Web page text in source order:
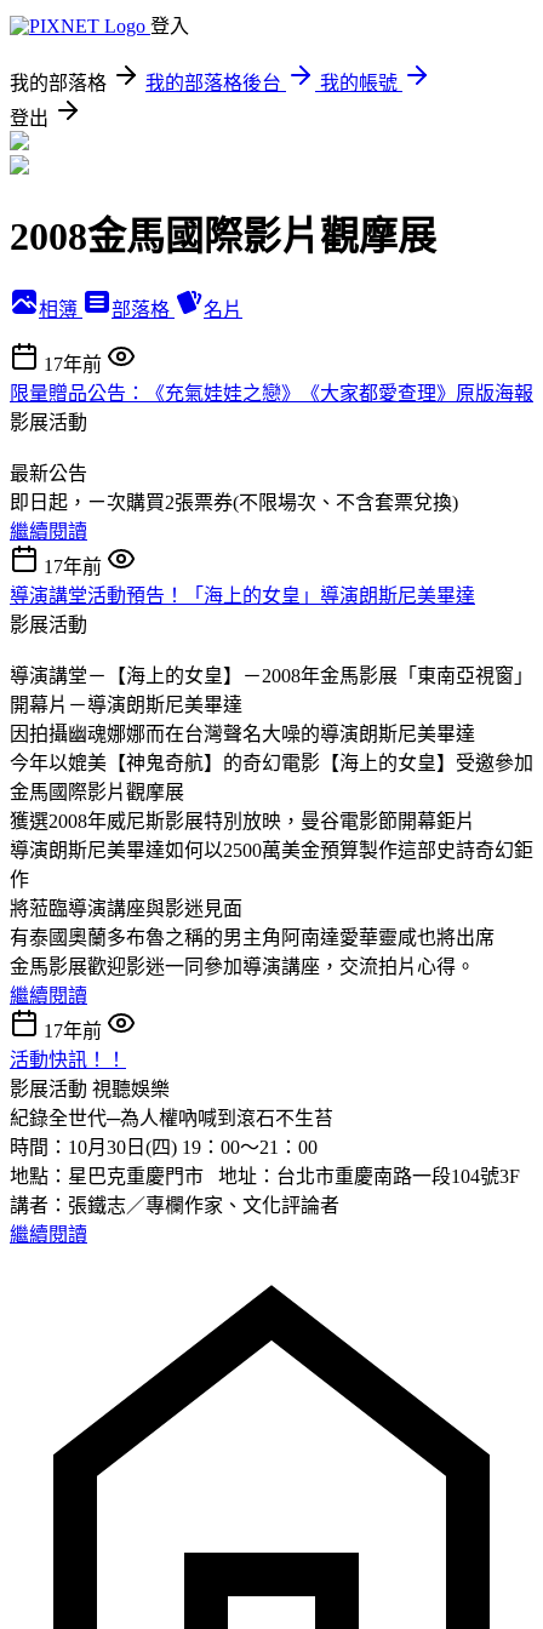
登入
我的部落格 我的部落格後台
我的帳號
登出
2008金馬國際影片觀摩展
相簿 部落格 名片
17年前
限量贈品公告：《充氣娃娃之戀》《大家都愛查理》原版海報
影展活動
最新公告
即日起，ㄧ次購買2張票券(不限場次、不含套票兌換)
繼續閱讀
17年前
導演講堂活動預告！「海上的女皇」導演朗斯尼美畢達
影展活動
導演講堂－【海上的女皇】－2008年金馬影展「東南亞視窗」
開幕片－導演朗斯尼美畢達
因拍攝幽魂娜娜而在台灣聲名大噪的導演朗斯尼美畢達
今年以媲美【神鬼奇航】的奇幻電影【海上的女皇】受邀參加
金馬國際影片觀摩展
獲選2008年威尼斯影展特別放映，曼谷電影節開幕鉅片
導演朗斯尼美畢達如何以2500萬美金預算製作這部史詩奇幻鉅
作
將蒞臨導演講座與影迷見面
有泰國奧蘭多布魯之稱的男主角阿南達愛華靈咸也將出席
金馬影展歡迎影迷一同參加導演講座，交流拍片心得。
繼續閱讀
17年前
活動快訊！！
影展活動 視聽娛樂
紀錄全世代─為人權吶喊到滾石不生苔
時間：10月30日(四) 19：00～21：00
地點：星巴克重慶門市 地址：台北市重慶南路一段104號3F
講者：張鐵志／專欄作家、文化評論者
繼續閱讀